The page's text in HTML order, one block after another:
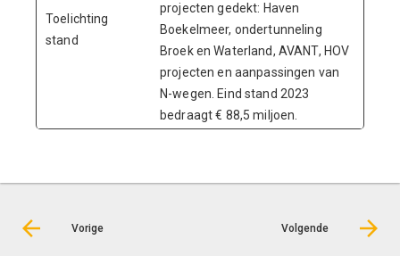
Toelichting
stand
projecten gedekt: Haven
Boekelmeer, ondertunneling
Broek en Waterland, AVANT, HOV
projecten en aanpassingen van
N-wegen. Eind stand 2023
bedraagt € 88,5 miljoen.
Vorige Volgende